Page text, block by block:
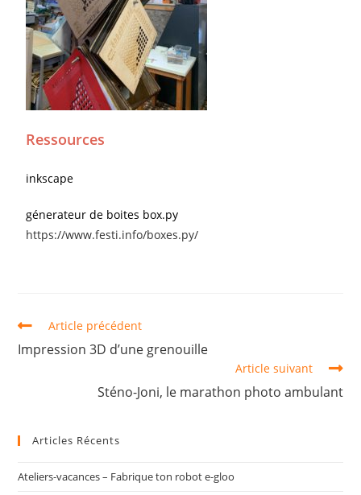
Ressources
inkscape
génerateur de boites box.py
https://www.festi.info/boxes.py/
Article précédent
Impression 3D d’une grenouille
Article suivant
Sténo-Joni, le marathon photo ambulant
Articles Récents
Ateliers-vacances – Fabrique ton robot e-gloo